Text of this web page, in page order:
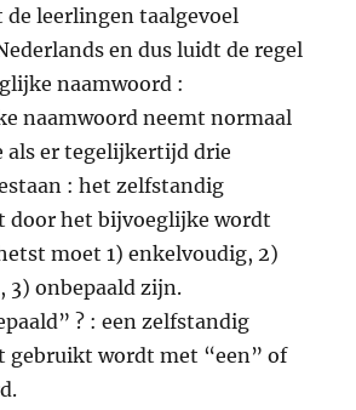
de leerlingen taalgevoel
en dus luidt de regel
naamwoord :
naamwoord neemt normaal
als er tegelijkertijd drie
: het zelfstandig
door het bijvoeglijke wordt
moet 1) enkelvoudig, 2)
3) onbepaald zijn.
? : een zelfstandig
gebruikt wordt met “een” of